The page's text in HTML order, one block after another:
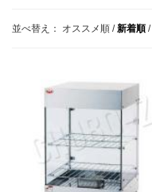
並べ替え： オススメ順 /新着順 /